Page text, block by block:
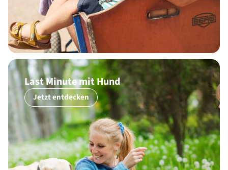
Last Minute mit Hund
Jetzt entdecken